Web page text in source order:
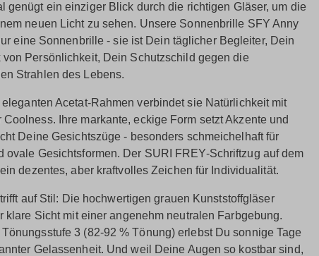
genügt ein einziger Blick durch die richtigen Gläser, um die
neuen Licht zu sehen. Unsere Sonnenbrille SFY Anny
eine Sonnenbrille - sie ist Dein täglicher Begleiter, Dein
von Persönlichkeit, Dein Schutzschild gegen die
Strahlen des Lebens.
eleganten Acetat-Rahmen verbindet sie Natürlichkeit mit
Coolness. Ihre markante, eckige Form setzt Akzente und
Deine Gesichtszüge - besonders schmeichelhaft für
ovale Gesichtsformen. Der SURI FREY-Schriftzug auf dem
dezentes, aber kraftvolles Zeichen für Individualität.
auf Stil: Die hochwertigen grauen Kunststoffgläser
klare Sicht mit einer angenehm neutralen Farbgebung.
Tönungsstufe 3 (82-92 % Tönung) erlebst Du sonnige Tage
Gelassenheit. Und weil Deine Augen so kostbar sind,